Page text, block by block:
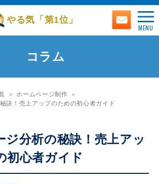
やる気「第1位」
MENU
コラム
ホームページ制作
訣！売上アップのための初心者ガイド
ジ分析の秘訣！売上アッ
初心者ガイド